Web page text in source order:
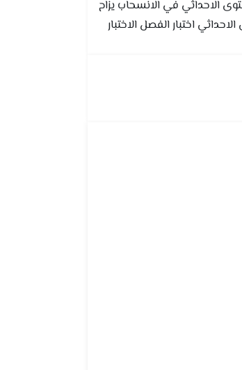
على المستوى الاحداثي في الانسحاب يزاح
اختبار الفصل الاختبار